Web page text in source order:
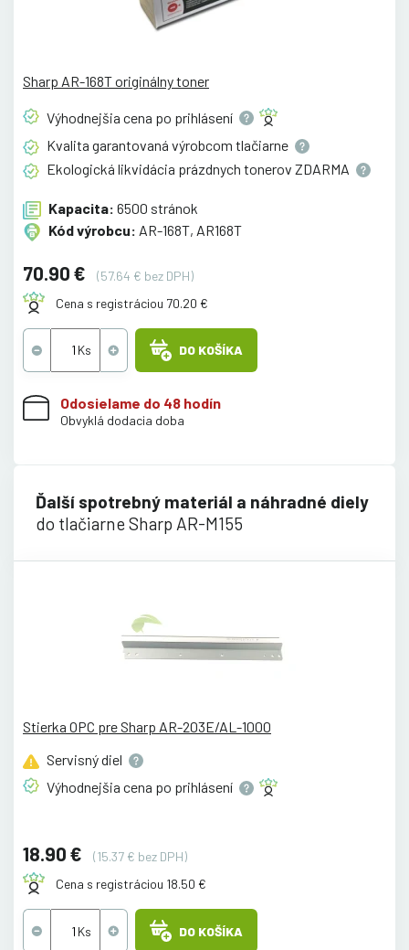
Sharp AR-168T originálny toner
Výhodnejšia cena po prihlásení
Kvalita garantovaná výrobcom tlačiarne
Ekologická likvidácia prázdnych tonerov ZDARMA
Kapacita: 6500 stránok
Kód výrobcu: AR-168T, AR168T
70.90 €
(57.64 € bez DPH)
Cena s registráciou 70.20 €
DO KOŠÍKA
Odosielame do 48 hodín
Obvyklá dodacia doba
Ďalší spotrebný materiál a náhradné diely
do tlačiarne Sharp AR-M155
Stierka OPC pre Sharp AR-203E/AL-1000
Servisnýdiel
Výhodnejšia cena po prihlásení
18.90 €
(15.37 € bez DPH)
Cena s registráciou 18.50 €
DO KOŠÍKA